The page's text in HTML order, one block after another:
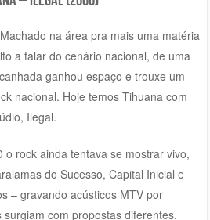
na área pra mais uma matéria
a falar do cenário nacional, de uma
ganhou espaço e trouxe um
nacional. Hoje temos Tihuana com
Ilegal.
o rock ainda tentava se mostrar vivo,
do Sucesso, Capital Inicial e
– gravando acústicos MTV por
com propostas diferentes,